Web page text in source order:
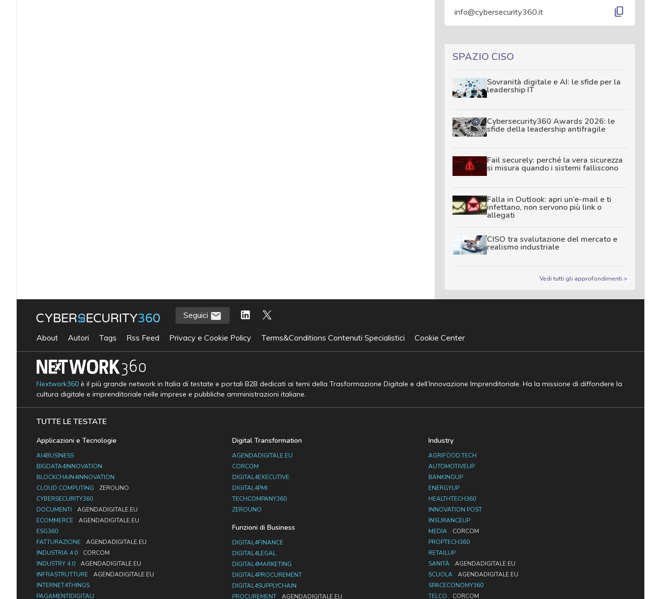
info@cybersecurity360.it content_copy
SPAZIO CISO
Sovranità digitale e AI: le sfide per la
leadership IT
Cybersecurity360 Awards 2026: le
sfide della leadership antifragile
Fail securely: perché la vera sicurezza
si misura quando i sistemi falliscono
Falla in Outlook: apri un’e-mail e ti
infettano, non servono più link o
allegati
CISO tra svalutazione del mercato e
realismo industriale
Vedi tutti gli approfondimenti >
Seguici
About Autori Tags Rss Feed Privacy e Cookie Policy Terms&Conditions Contenuti Specialistici Cookie Center
Nextwork360è il più grande network in Italia di testate e portali B2B dedicati ai temi della Trasformazione Digitale e dell’Innovazione Imprenditoriale. Ha la missione di diffondere la
cultura digitale e imprenditoriale nelle imprese e pubbliche amministrazioni italiane.
TUTTE LE TESTATE
Applicazioni e Tecnologie
AI4BUSINESS
BIGDATA4INNOVATION
BLOCKCHAIN4INNOVATION
CLOUD COMPUTING
ZEROUNO
CYBERSECURITY360
DOCUMENTI
AGENDADIGITALE.EU
ECOMMERCE
AGENDADIGITALE.EU
ESG360
FATTURAZIONE
AGENDADIGITALE.EU
INDUSTRIA 4.0
CORCOM
INDUSTRY 4.0
AGENDADIGITALE.EU
INFRASTRUTTURE
AGENDADIGITALE.EU
INTERNET4THINGS
PAGAMENTIDIGITALI
Digital Transformation
AGENDADIGITALE.EU
CORCOM
DIGITAL4EXECUTIVE
DIGITAL4PMI
TECHCOMPANY360
ZEROUNO
Funzioni di Business
DIGITAL4FINANCE
DIGITAL4LEGAL
DIGITAL4MARKETING
DIGITAL4PROCUREMENT
DIGITAL4SUPPLYCHAIN
PROCUREMENT
AGENDADIGITALE.EU
Industry
AGRIFOOD.TECH
AUTOMOTIVEUP
BANKINGUP
ENERGYUP
HEALTHTECH360
INNOVATION POST
INSURANCEUP
MEDIA
CORCOM
PROPTECH360
RETAILUP
SANITÀ
AGENDADIGITALE.EU
SCUOLA
AGENDADIGITALE.EU
SPACECONOMY360
TELCO
CORCOM